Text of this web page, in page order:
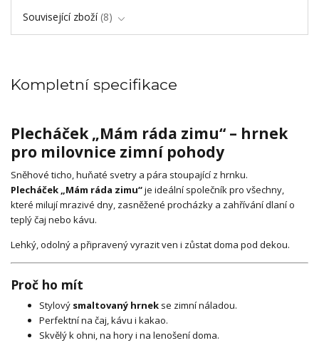
Související zboží 8
Kompletní specifikace
Plecháček „Mám ráda zimu“ – hrnek
pro milovnice zimní pohody
Sněhové ticho, huňaté svetry a pára stoupající z hrnku.
Plecháček „Mám ráda zimu“je ideální společník pro všechny,
které milují mrazivé dny, zasněžené procházky a zahřívání dlaní o
teplý čaj nebo kávu.
Lehký, odolný a připravený vyrazit ven i zůstat doma pod dekou.
Proč ho mít
Stylový smaltovaný hrnek se zimní náladou.
Perfektní na čaj, kávu i kakao.
Skvělý k ohni, na hory i na lenošení doma.